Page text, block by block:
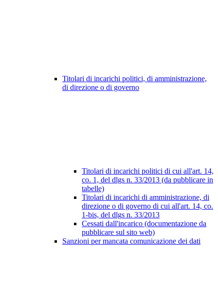
Titolari di incarichi politici, di amministrazione,
di direzione o di governo
Titolari di incarichi politici di cui all'art. 14,
co. 1, del dlgs n. 33/2013 (da pubblicare in
tabelle)
Titolari di incarichi di amministrazione, di
direzione o di governo di cui all'art. 14, co.
1-bis, del dlgs n. 33/2013
Cessati dall'incarico (documentazione da
pubblicare sul sito web)
Sanzioni per mancata comunicazione dei dati